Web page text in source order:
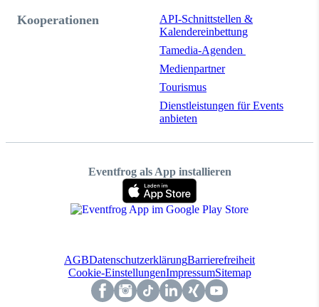
Kooperationen
API-Schnittstellen &
Kalendereinbettung
Tamedia-Agenden
Medienpartner
Tourismus
Dienstleistungen für Events
anbieten
Eventfrog als App installieren
AGBDatenschutzerklärungBarrierefreiheit
Cookie-EinstellungenImpressumSitemap